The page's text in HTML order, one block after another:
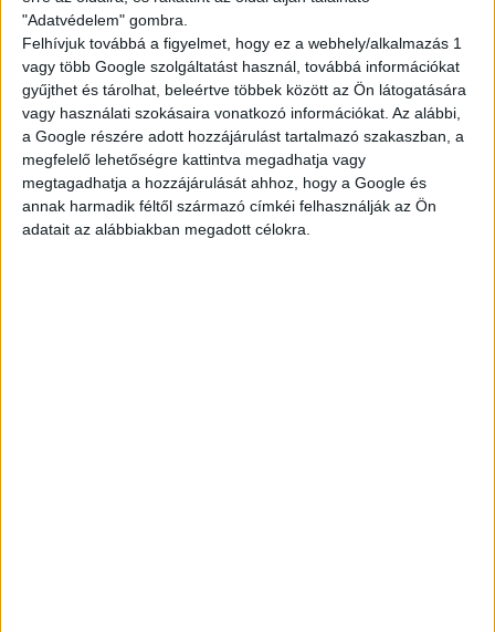
"Adatvédelem" gombra.
Felhívjuk továbbá a figyelmet, hogy ez a webhely/alkalmazás 1
vagy több Google szolgáltatást használ, továbbá információkat
gyűjthet és tárolhat, beleértve többek között az Ön látogatására
vagy használati szokásaira vonatkozó információkat. Az alábbi,
a Google részére adott hozzájárulást tartalmazó szakaszban, a
megfelelő lehetőségre kattintva megadhatja vagy
megtagadhatja a hozzájárulását ahhoz, hogy a Google és
annak harmadik féltől származó címkéi felhasználják az Ön
adatait az alábbiakban megadott célokra.
nettód is.
Ami kell hozzá:
minimum 16 éves kor, nyáron 15 (étteremtől
függően)
legalább 2 hónapos munkavégzés
Ha szeretnél egy olyan diákmelót, ami tényleg
összehozható a suli + élet kombóval, dobj egy